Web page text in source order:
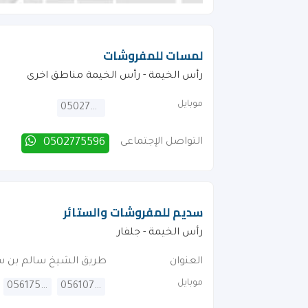
لمسات للمفروشات
رأس الخيمة - رأس الخيمة مناطق اخرى
موبايل 0502775596
التواصل الإجتماعى 0502775596
سديم للمفروشات والستائر
رأس الخيمة - جلفار
العنوان طريق الشيخ سالم بن
موبايل 0561072724
0561755757